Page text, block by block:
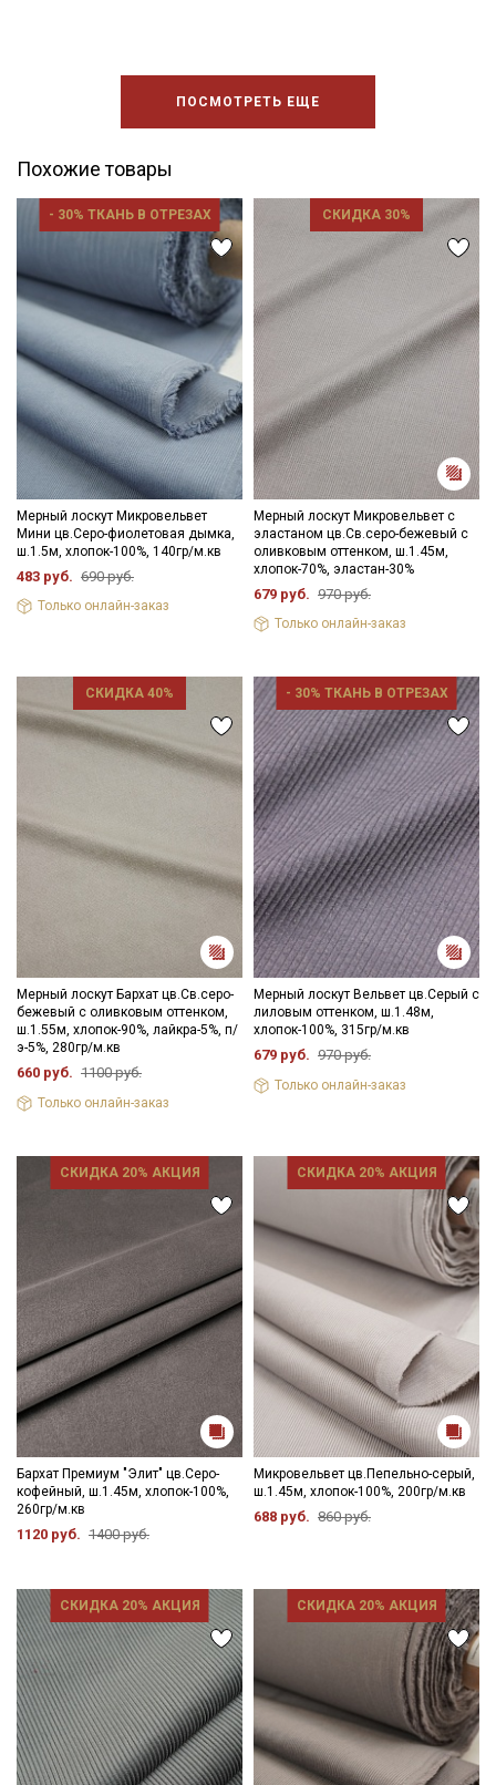
ПОСМОТРЕТЬ ЕЩЕ
Похожие товары
- 30% ТКАНЬ В ОТРЕЗАХ
Мерный лоскут Микровельвет
Мини цв.Серо-фиолетовая дымка,
ш.1.5м, хлопок-100%, 140гр/м.кв
483 руб. 690 руб.
Только онлайн-заказ
СКИДКА 30%
Мерный лоскут Микровельвет с
эластаном цв.Св.серо-бежевый с
оливковым оттенком, ш.1.45м,
хлопок-70%, эластан-30%
679 руб. 970 руб.
Только онлайн-заказ
СКИДКА 40%
Мерный лоскут Бархат цв.Св.серо-
бежевый с оливковым оттенком,
ш.1.55м, хлопок-90%, лайкра-5%, п/
э-5%, 280гр/м.кв
660 руб. 1100 руб.
Только онлайн-заказ
- 30% ТКАНЬ В ОТРЕЗАХ
Мерный лоскут Вельвет цв.Серый с
лиловым оттенком, ш.1.48м,
хлопок-100%, 315гр/м.кв
679 руб. 970 руб.
Только онлайн-заказ
СКИДКА 20% АКЦИЯ
Бархат Премиум "Элит" цв.Серо-
кофейный, ш.1.45м, хлопок-100%,
260гр/м.кв
1120 руб. 1400 руб.
СКИДКА 20% АКЦИЯ
Микровельвет цв.Пепельно-серый,
ш.1.45м, хлопок-100%, 200гр/м.кв
688 руб. 860 руб.
СКИДКА 20% АКЦИЯ СКИДКА 20% АКЦИЯ